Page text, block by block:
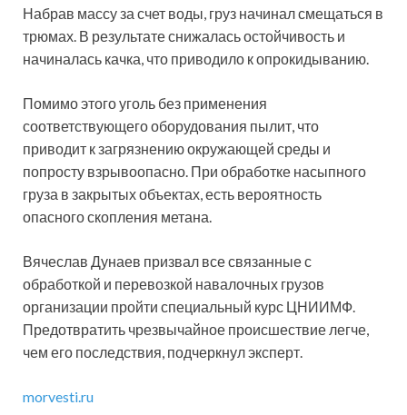
Набрав массу за счет воды, груз начинал смещаться в
трюмах. В результате снижалась остойчивость и
начиналась качка, что приводило к опрокидыванию.
Помимо этого уголь без применения
соответствующего оборудования пылит, что
приводит к загрязнению окружающей среды и
попросту взрывоопасно. При обработке насыпного
груза в закрытых объектах, есть вероятность
опасного скопления метана.
Вячеслав Дунаев призвал все связанные с
обработкой и перевозкой навалочных грузов
организации пройти специальный курс ЦНИИМФ.
Предотвратить чрезвычайное происшествие легче,
чем его последствия, подчеркнул эксперт.
morvesti.ru